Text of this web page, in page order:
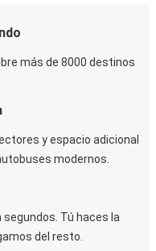
más de 8000 destinos
y espacio adicional
modernos.
Tú haces la
del resto.